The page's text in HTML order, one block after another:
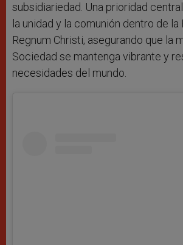
subsidiariedad. Una prioridad
la unidad y la comunión dentro de
Regnum Christi, asegurando que la
Sociedad se mantenga vibrante y
necesidades del mundo.